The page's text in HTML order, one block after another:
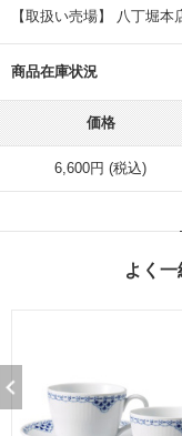
【取扱い売場】 八丁堀
商品在庫状況
価格
6,600円 (税込)
よく